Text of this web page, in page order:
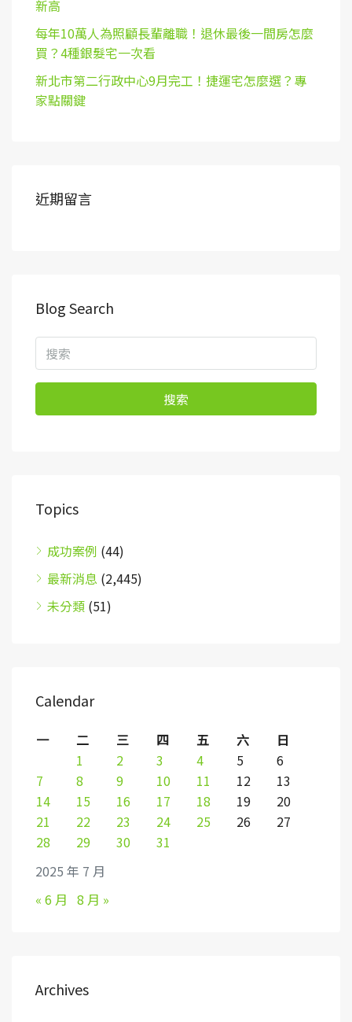
新高
每年10萬人為照顧長輩離職！退休最後一間房怎麼
買？4種銀髮宅一次看
新北市第二行政中心9月完工！捷運宅怎麼選？專
家點關鍵
近期留言
Blog Search
搜索
Topics
成功案例 (44)
最新消息 (2,445)
未分類 (51)
Calendar
2025 年 7 月
一 二 三 四 五 六
日
1
2 3 4 5
6
7
8 9 10 11 12
13
14
15 16 17 18 19
20
21
22 23 24 25 26
27
28
29 30 31
« 6 月 8 月 »
Archives